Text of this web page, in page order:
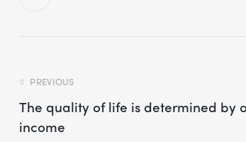
PREVIOUS
The quality of life is determined by
income